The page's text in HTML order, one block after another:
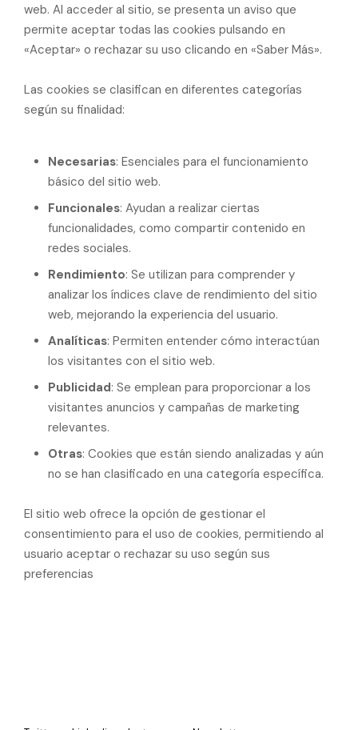
web. Al acceder al sitio, se presenta un aviso que
permite aceptar todas las cookies pulsando en
«Aceptar» o rechazar su uso clicando en «Saber Más».
Las cookies se clasifican en diferentes categorías
según su finalidad:
Necesarias: Esenciales para el funcionamiento
básico del sitio web.
Funcionales: Ayudan a realizar ciertas
funcionalidades, como compartir contenido en
redes sociales.
Rendimiento: Se utilizan para comprender y
analizar los índices clave de rendimiento del sitio
web, mejorando la experiencia del usuario.
Analíticas: Permiten entender cómo interactúan
los visitantes con el sitio web.
Publicidad: Se emplean para proporcionar a los
visitantes anuncios y campañas de marketing
relevantes.
Otras: Cookies que están siendo analizadas y aún
no se han clasificado en una categoría específica.
El sitio web ofrece la opción de gestionar el
consentimiento para el uso de cookies, permitiendo al
usuario aceptar o rechazar su uso según sus
preferencias